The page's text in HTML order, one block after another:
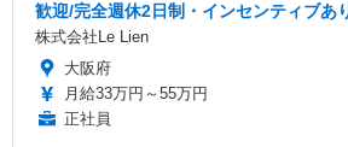
歓迎/完全週休2日制・インセンティブあ
株式会社Le Lien
大阪府
月給33万円～55万円
正社員